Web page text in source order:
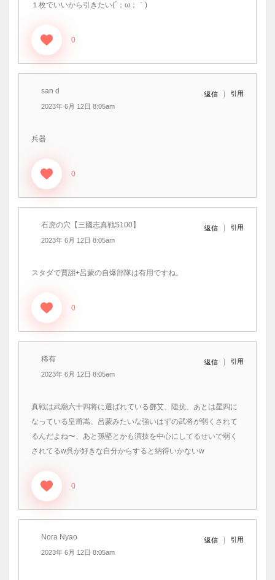
１枚でいいから引きたい(´；ω；｀)
0
san d
2023年 6月 12日 8:05am
返信 引用
兵器
0
石虎の穴【三國志真戦S100】
2023年 6月 12日 8:05am
返信 引用
スタダで賈詡+呂蒙の自爆部隊は有用ですね。
0
稀有
2023年 6月 12日 8:05am
返信 引用
真戦は武廟六十四将に選ばれている鄧艾、陸抗、あとは星四に
なっている皇甫嵩、呂蒙みたいな強いはずの武将が弱くされて
るんだよね〜、あと孫堅とかも演技を中心にしてるせいで弱く
されてるw呉が好きな自分からすると納得いかないw
0
Nora Nyao
2023年 6月 12日 8:05am
返信 引用